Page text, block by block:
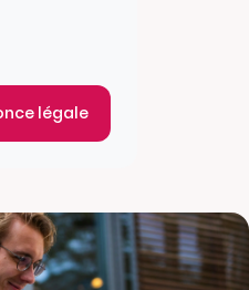
légale